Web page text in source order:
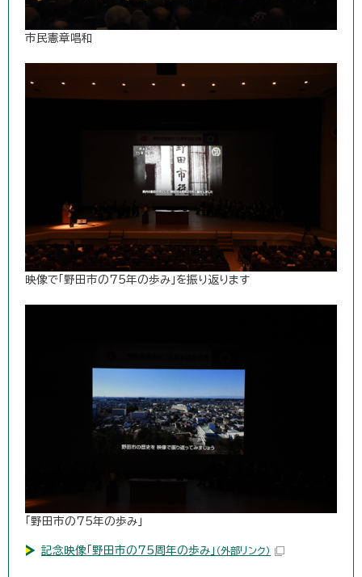
市民憲章唱和
映像で「野田市の75年の歩み」を振り返ります
「野田市の75年の歩み」
記念映像「野田市の75周年の歩み」 （外部リンク）